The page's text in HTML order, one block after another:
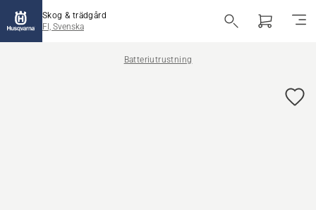
Skog & trädgård
FI, Svenska
Batteriutrustning